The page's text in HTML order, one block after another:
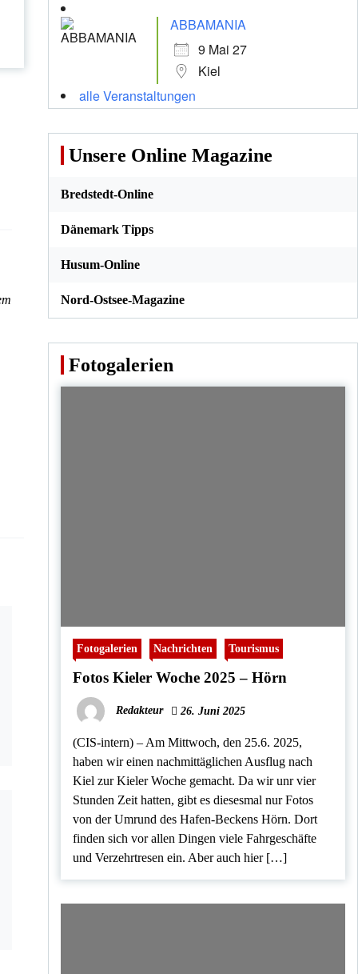
ABBAMANIA
9 Mai 27
Kiel
alle Veranstaltungen
Unsere Online Magazine
Bredstedt-Online
Dänemark Tipps
Husum-Online
Nord-Ostsee-Magazine
Fotogalerien
Fotogalerien Nachrichten Tourismus
Fotos Kieler Woche 2025 – Hörn
Redakteur 26. Juni 2025
(CIS-intern) – Am Mittwoch, den 25.6. 2025,
haben wir einen nachmittäglichen Ausflug nach
Kiel zur Kieler Woche gemacht. Da wir unr vier
Stunden Zeit hatten, gibt es diesesmal nur Fotos
von der Umrund des Hafen-Beckens Hörn. Dort
finden sich vor allen Dingen viele Fahrgeschäfte
und Verzehrtresen ein. Aber auch hier […]